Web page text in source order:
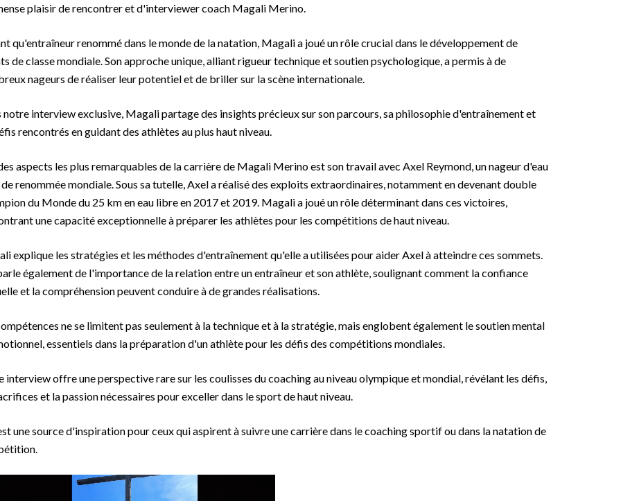
plaisir de rencontrer et d'interviewer coach Magali Merino.
qu'entraîneur renommé dans le monde de la natation, Magali a joué un rôle crucial dans le développement de
de classe mondiale. Son approche unique, alliant rigueur technique et soutien psychologique, a permis à de
nageurs de réaliser leur potentiel et de briller sur la scène internationale.
notre interview exclusive, Magali partage des insights précieux sur son parcours, sa philosophie d'entraînement et
rencontrés en guidant des athlètes au plus haut niveau.
aspects les plus remarquables de la carrière de Magali Merino est son travail avec Axel Reymond, un nageur d'eau
renommée mondiale. Sous sa tutelle, Axel a réalisé des exploits extraordinaires, notamment en devenant double
du Monde du 25 km en eau libre en 2017 et 2019. Magali a joué un rôle déterminant dans ces victoires,
une capacité exceptionnelle à préparer les athlètes pour les compétitions de haut niveau.
explique les stratégies et les méthodes d'entraînement qu'elle a utilisées pour aider Axel à atteindre ces sommets.
également de l'importance de la relation entre un entraîneur et son athlète, soulignant comment la confiance
et la compréhension peuvent conduire à de grandes réalisations.
ne se limitent pas seulement à la technique et à la stratégie, mais englobent également le soutien mental
essentiels dans la préparation d'un athlète pour les défis des compétitions mondiales.
interview offre une perspective rare sur les coulisses du coaching au niveau olympique et mondial, révélant les défis,
et la passion nécessaires pour exceller dans le sport de haut niveau.
une source d'inspiration pour ceux qui aspirent à suivre une carrière dans le coaching sportif ou dans la natation de